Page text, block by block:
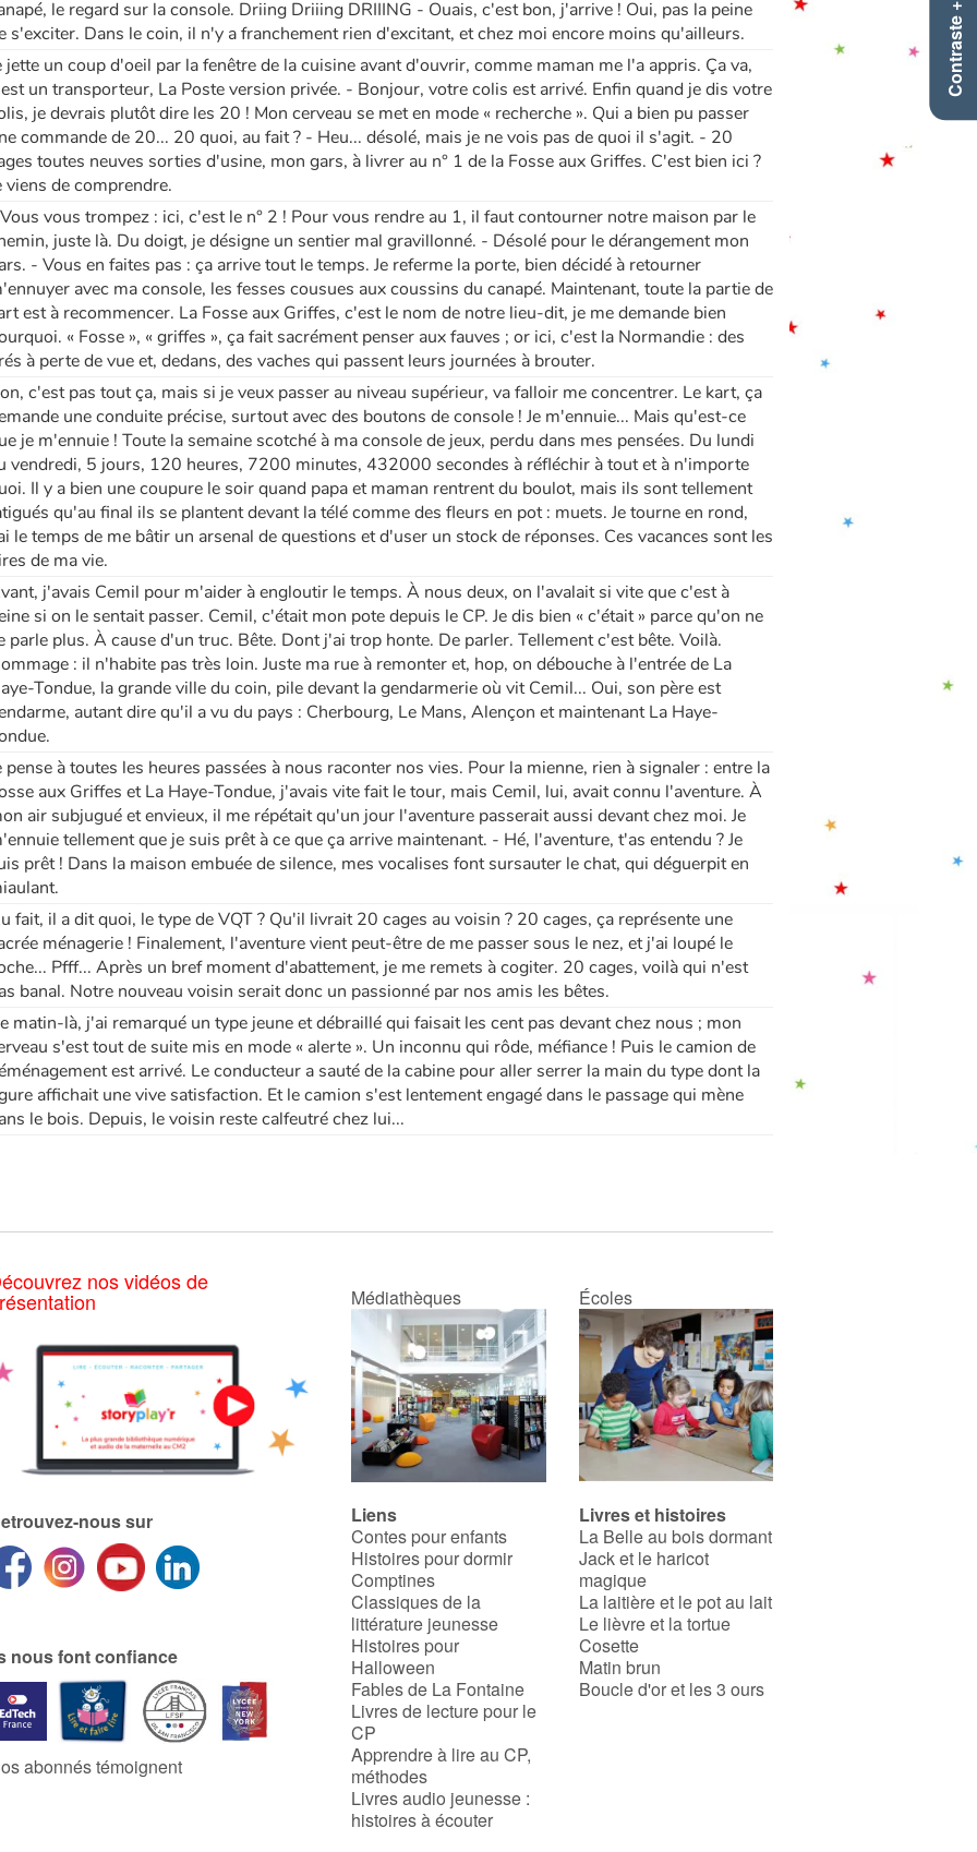
Contraste +
le regard sur la console. Driing Driiing DRIIING - Ouais, c'est bon, j'arrive ! Oui, pas la peine
s'exciter. Dans le coin, il n'y a franchement rien d'excitant, et chez moi encore moins qu'ailleurs.
jette un coup d'oeil par la fenêtre de la cuisine avant d'ouvrir, comme maman me l'a appris. Ça va,
un transporteur, La Poste version privée. - Bonjour, votre colis est arrivé. Enfin quand je dis votre
je devrais plutôt dire les 20 ! Mon cerveau se met en mode « recherche ». Qui a bien pu passer
commande de 20... 20 quoi, au fait ? - Heu... désolé, mais je ne vois pas de quoi il s'agit. - 20
toutes neuves sorties d'usine, mon gars, à livrer au n° 1 de la Fosse aux Griffes. C'est bien ici ?
viens de comprendre.
vous trompez : ici, c'est le n° 2 ! Pour vous rendre au 1, il faut contourner notre maison par le
juste là. Du doigt, je désigne un sentier mal gravillonné. - Désolé pour le dérangement mon
- Vous en faites pas : ça arrive tout le temps. Je referme la porte, bien décidé à retourner
avec ma console, les fesses cousues aux coussins du canapé. Maintenant, toute la partie de
est à recommencer. La Fosse aux Griffes, c'est le nom de notre lieu-dit, je me demande bien
« Fosse », « griffes », ça fait sacrément penser aux fauves ; or ici, c'est la Normandie : des
à perte de vue et, dedans, des vaches qui passent leurs journées à brouter.
c'est pas tout ça, mais si je veux passer au niveau supérieur, va falloir me concentrer. Le kart, ça
une conduite précise, surtout avec des boutons de console ! Je m'ennuie... Mais qu'est-ce
je m'ennuie ! Toute la semaine scotché à ma console de jeux, perdu dans mes pensées. Du lundi
vendredi, 5 jours, 120 heures, 7200 minutes, 432000 secondes à réfléchir à tout et à n'importe
Il y a bien une coupure le soir quand papa et maman rentrent du boulot, mais ils sont tellement
qu'au final ils se plantent devant la télé comme des fleurs en pot : muets. Je tourne en rond,
le temps de me bâtir un arsenal de questions et d'user un stock de réponses. Ces vacances sont les
de ma vie.
j'avais Cemil pour m'aider à engloutir le temps. À nous deux, on l'avalait si vite que c'est à
si on le sentait passer. Cemil, c'était mon pote depuis le CP. Je dis bien « c'était » parce qu'on ne
parle plus. À cause d'un truc. Bête. Dont j'ai trop honte. De parler. Tellement c'est bête. Voilà.
: il n'habite pas très loin. Juste ma rue à remonter et, hop, on débouche à l'entrée de La
Tondue, la grande ville du coin, pile devant la gendarmerie où vit Cemil... Oui, son père est
autant dire qu'il a vu du pays : Cherbourg, Le Mans, Alençon et maintenant La Haye-
pense à toutes les heures passées à nous raconter nos vies. Pour la mienne, rien à signaler : entre la
aux Griffes et La Haye-Tondue, j'avais vite fait le tour, mais Cemil, lui, avait connu l'aventure. À
air subjugué et envieux, il me répétait qu'un jour l'aventure passerait aussi devant chez moi. Je
tellement que je suis prêt à ce que ça arrive maintenant. - Hé, l'aventure, t'as entendu ? Je
prêt ! Dans la maison embuée de silence, mes vocalises font sursauter le chat, qui déguerpit en
fait, il a dit quoi, le type de VQT ? Qu'il livrait 20 cages au voisin ? 20 cages, ça représente une
ménagerie ! Finalement, l'aventure vient peut-être de me passer sous le nez, et j'ai loupé le
Pfff... Après un bref moment d'abattement, je me remets à cogiter. 20 cages, voilà qui n'est
banal. Notre nouveau voisin serait donc un passionné par nos amis les bêtes.
matin-là, j'ai remarqué un type jeune et débraillé qui faisait les cent pas devant chez nous ; mon
s'est tout de suite mis en mode « alerte ». Un inconnu qui rôde, méfiance ! Puis le camion de
est arrivé. Le conducteur a sauté de la cabine pour aller serrer la main du type dont la
affichait une vive satisfaction. Et le camion s'est lentement engagé dans le passage qui mène
le bois. Depuis, le voisin reste calfeutré chez lui...
nos vidéos de
nous sur
nous font confiance
abonnés témoignent
Médiathèques Écoles
Liens
Contes pour enfants
Histoires pour dormir
Comptines
Classiques de la
littérature jeunesse
Histoires pour
Halloween
Fables de La Fontaine
Livres de lecture pour le
CP
Apprendre à lire au CP,
méthodes
Livres audio jeunesse :
histoires à écouter
Livres et histoires
La Belle au bois dormant
Jack et le haricot
magique
La laitière et le pot au lait
Le lièvre et la tortue
Cosette
Matin brun
Boucle d'or et les 3 ours